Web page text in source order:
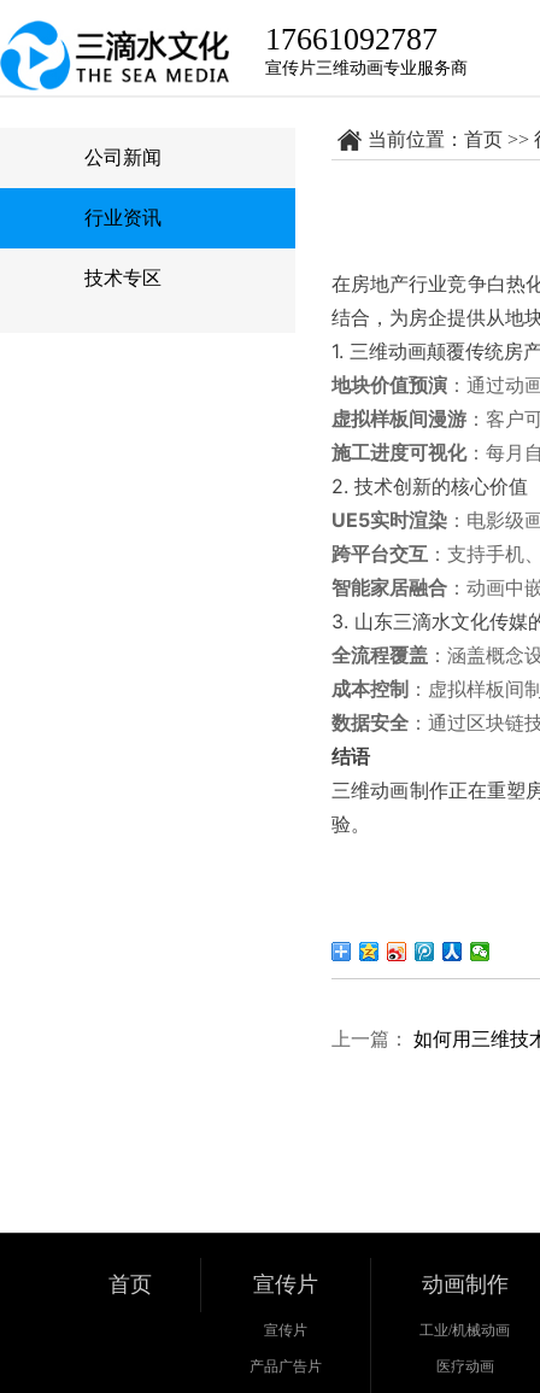
17661092787
宣传片三维动画专业服务商
公司新闻
行业资讯
技术专区
当前位置： 首页 >>
在房地产行业竞争白热
结合，为房企提供从地
1. 三维动画颠覆传统房
地块价值预演 ：通过动
虚拟样板间漫游 ：客户
施工进度可视化：每月
2. 技术创新的核心价值
UE5实时渲染 ：电影级
跨平台交互 ：支持手机
智能家居融合 ：动画中
3. 山东三滴水文化传媒
全流程覆盖 ：涵盖概念
成本控制 ：虚拟样板间
数据安全 ：通过区块链
结语
三维动画制作正在重塑
验。
上一篇： 如何用三维技
首页 宣传片
宣传片
产品广告片
动画制作
工业/机械动画
医疗动画